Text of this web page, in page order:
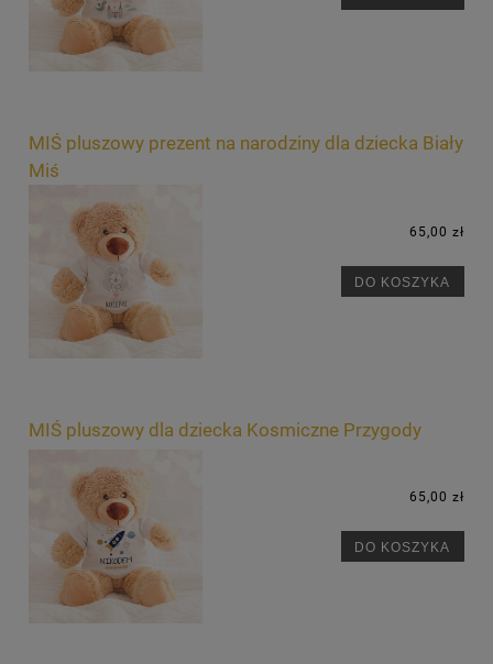
MIŚ pluszowy prezent na narodziny dla dziecka Biały
Miś
65,00 zł
DO KOSZYKA
MIŚ pluszowy dla dziecka Kosmiczne Przygody
65,00 zł
DO KOSZYKA